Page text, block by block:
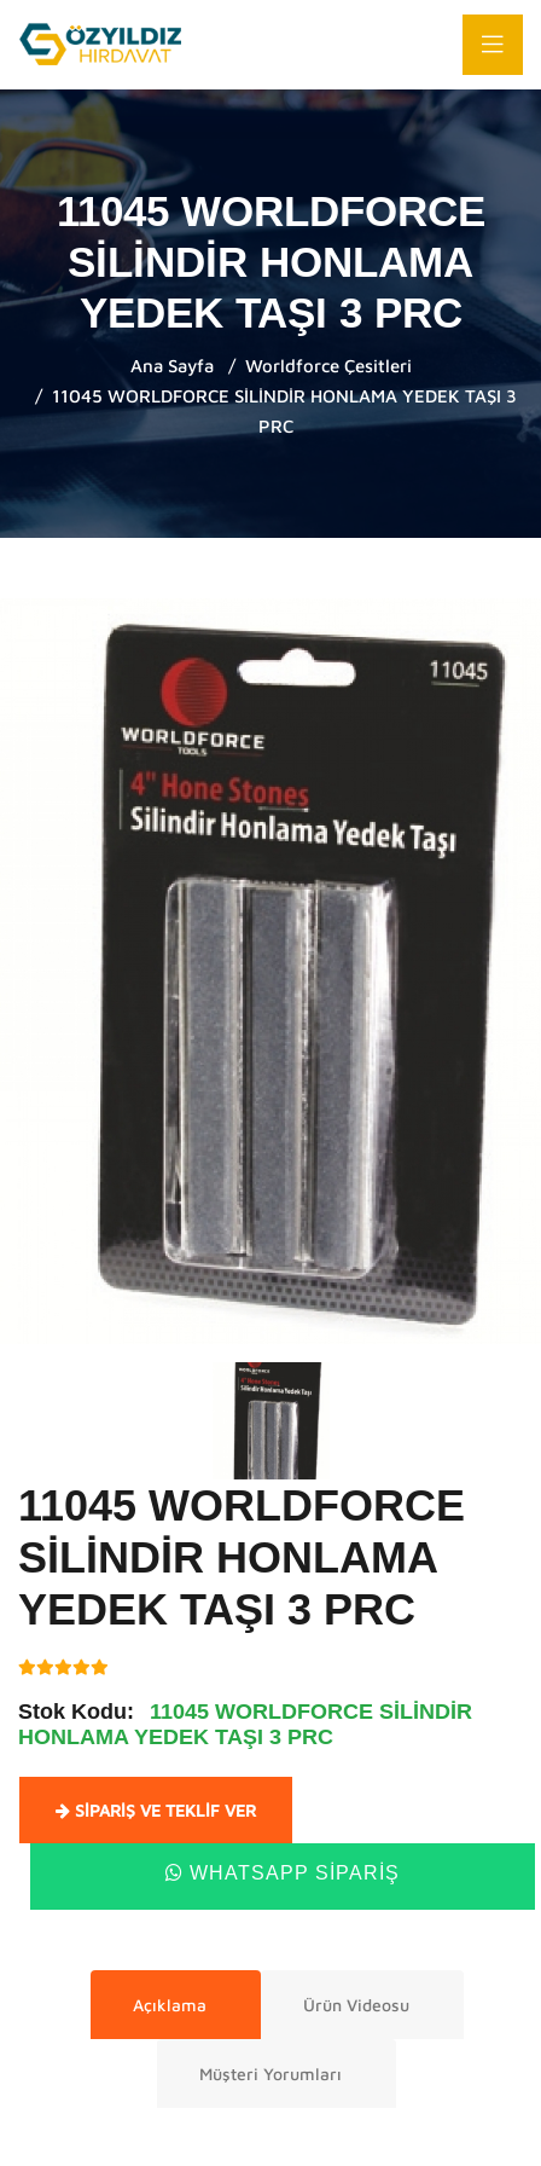
11045 WORLDFORCE
SİLİNDİR HONLAMA
YEDEK TAŞI 3 PRC
Ana Sayfa
Worldforce Çesitleri
11045 WORLDFORCE SİLİNDİR HONLAMA YEDEK TAŞI 3
PRC
11045 WORLDFORCE
SİLİNDİR HONLAMA
YEDEK TAŞI 3 PRC
Stok Kodu:
11045 WORLDFORCE SİLİNDİR
HONLAMA YEDEK TAŞI 3 PRC
SIPARIŞ VE TEKLIF VER
WHATSAPP SIPARIŞ
Açıklama Ürün Videosu
Müşteri Yorumları